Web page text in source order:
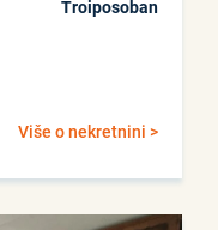
Troiposoban
Više o nekretnini >